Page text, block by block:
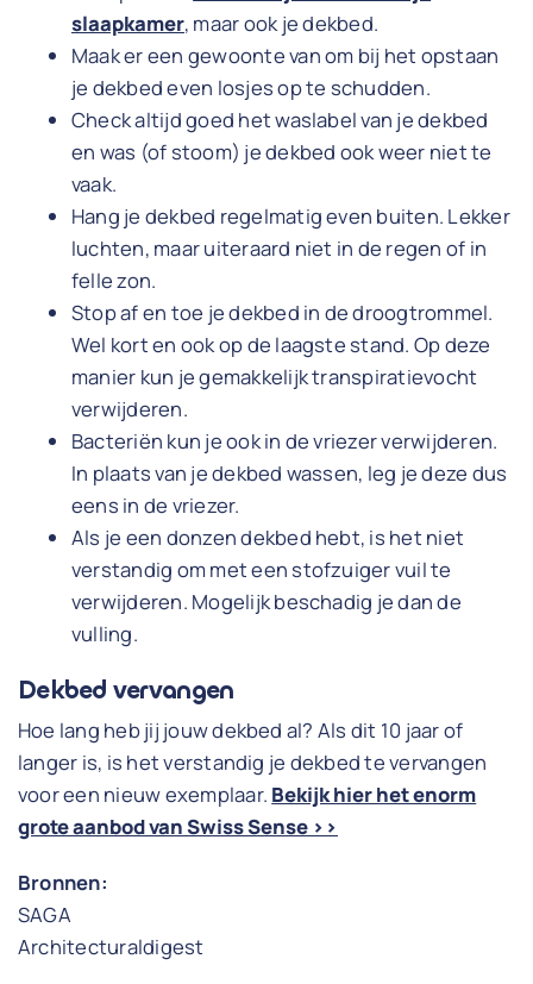
slaapkamer, maar ook je dekbed.
Maak er een gewoonte van om bij het opstaan
je dekbed even losjes op te schudden.
Check altijd goed het waslabel van je dekbed
en was (of stoom) je dekbed ook weer niet te
vaak.
Hang je dekbed regelmatig even buiten. Lekker
luchten, maar uiteraard niet in de regen of in
felle zon.
Stop af en toe je dekbed in de droogtrommel.
Wel kort en ook op de laagste stand. Op deze
manier kun je gemakkelijk transpiratievocht
verwijderen.
Bacteriën kun je ook in de vriezer verwijderen.
In plaats van je dekbed wassen, leg je deze dus
eens in de vriezer.
Als je een donzen dekbed hebt, is het niet
verstandig om met een stofzuiger vuil te
verwijderen. Mogelijk beschadig je dan de
vulling.
Dekbed vervangen
Hoe lang heb jij jouw dekbed al? Als dit 10 jaar of
langer is, is het verstandig je dekbed te vervangen
voor een nieuw exemplaar. Bekijk hier het enorm
grote aanbod van Swiss Sense >>
Bronnen:
SAGA
Architecturaldigest